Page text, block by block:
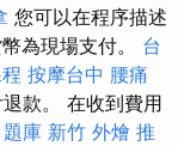
您可以在程序描述
為現場支付。 台
按摩台中 腰痛
款。 在收到費用
庫 新竹 外燴 推